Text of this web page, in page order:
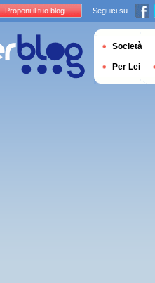
Proponi il tuo blog Seguici su
Società
Per Lei